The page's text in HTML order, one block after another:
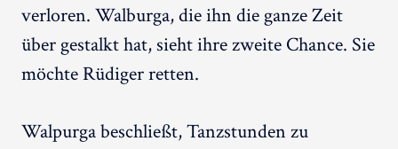
verloren. Walburga, die ihn die ganze Zeit
über gestalkt hat, sieht ihre zweite Chance. Sie
möchte Rüdiger retten.
Walpurga beschließt, Tanzstunden zu